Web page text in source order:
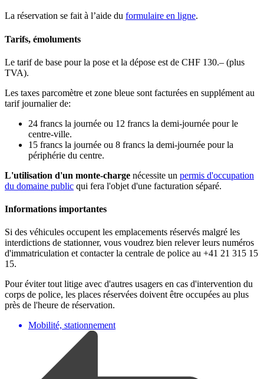
La réservation se fait à l’aide du formulaire en ligne.
Tarifs, émoluments
Le tarif de base pour la pose et la dépose est de CHF 130.– (plus
TVA).
Les taxes parcomètre et zone bleue sont facturées en supplément au
tarif journalier de:
24 francs la journée ou 12 francs la demi-journée pour le
centre-ville.
15 francs la journée ou 8 francs la demi-journée pour la
périphérie du centre.
L'utilisation d'un monte-charge nécessite un permis d'occupation
du domaine public qui fera l'objet d'une facturation séparé.
Informations importantes
Si des véhicules occupent les emplacements réservés malgré les
interdictions de stationner, vous voudrez bien relever leurs numéros
d'immatriculation et contacter la centrale de police au +41 21 315 15
15.
Pour éviter tout litige avec d'autres usagers en cas d'intervention du
corps de police, les places réservées doivent être occupées au plus
près de l'heure de réservation.
Mobilité, stationnement